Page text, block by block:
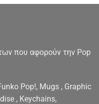
που αφορούν την Pop
Pop!, Mugs , Graphic
, Keychains,